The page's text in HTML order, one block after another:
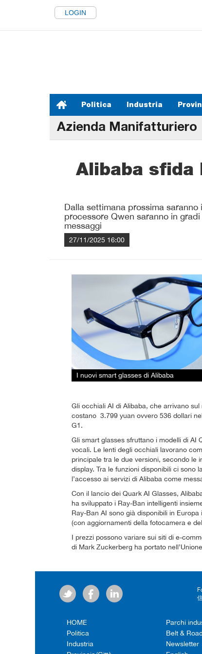
LOGIN
Politica Industria
Azienda Manifatturiero
Alibaba
Dalla settimana prossima
processore Qwen saranno in
messaggi
27/11/2025 16:00
I nuovi smart glasses di Alibaba
Gli occhiali AI di Alibaba, che arrivano
costano 3.799 yuan ovvero 536 dollari
G1.
Gli smart glasses sfruttano i modelli di AI
vocali. Le lenti degli occhiali lavorano
principale tra le due versioni, secondo le
display. Tra le funzioni disponibili ci sono
l’accesso ai servizi di Alibaba come
Con il lancio dei Quark AI Glasses,
ha sviluppato i Ray-Ban intelligenti
Ray-Ban AI sono già disponibili in
(con aggiornamenti della fotocamera e
I prezzi possono variare sui siti di e-
di Mark Zuckerberg ha portato
HOME
Politica
Industria
Parchi
Belt &
Newsletter